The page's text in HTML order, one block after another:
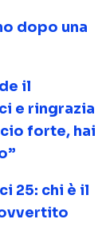
dopo una
il
e ringrazia
forte, hai
25: chi è il